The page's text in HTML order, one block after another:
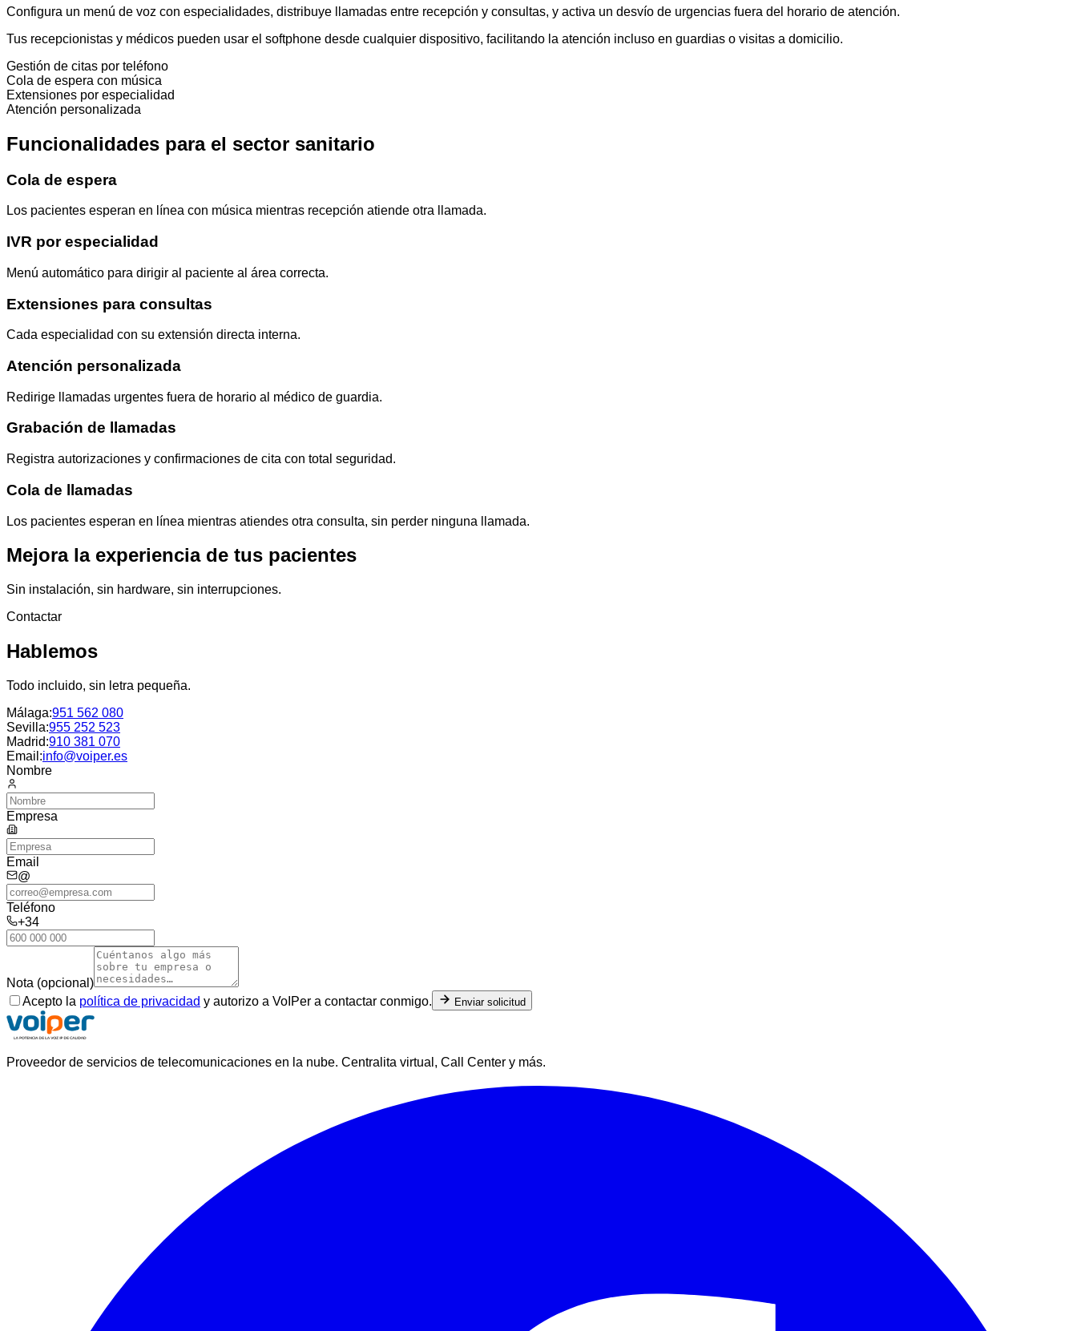
Configura un menú de voz con especialidades, distribuye llamadas entre recepción y consultas, y activa un desvío de urgencias fuera del horario de atención.
Tus recepcionistas y médicos pueden usar el softphone desde cualquier dispositivo, facilitando la atención incluso en guardias o visitas a domicilio.
Gestión de citas por teléfono
Cola de espera con música
Extensiones por especialidad
Atención personalizada
Funcionalidades para el sector sanitario
Cola de espera
Los pacientes esperan en línea con música mientras recepción atiende otra llamada.
IVR por especialidad
Menú automático para dirigir al paciente al área correcta.
Extensiones para consultas
Cada especialidad con su extensión directa interna.
Atención personalizada
Redirige llamadas urgentes fuera de horario al médico de guardia.
Grabación de llamadas
Registra autorizaciones y confirmaciones de cita con total seguridad.
Cola de llamadas
Los pacientes esperan en línea mientras atiendes otra consulta, sin perder ninguna llamada.
Mejora la experiencia de tus pacientes
Sin instalación, sin hardware, sin interrupciones.
Contactar
Hablemos
Todo incluido, sin letra pequeña.
Málaga:951 562 080
Sevilla:955 252 523
Madrid:910 381 070
Email:info@voiper.es
Nombre
Empresa
Email
@
Teléfono
+34
Nota (opcional)
Acepto la política de privacidad y autorizo a VoIPer a contactar conmigo. Enviar solicitud
Proveedor de servicios de telecomunicaciones en la nube. Centralita virtual, Call Center y más.